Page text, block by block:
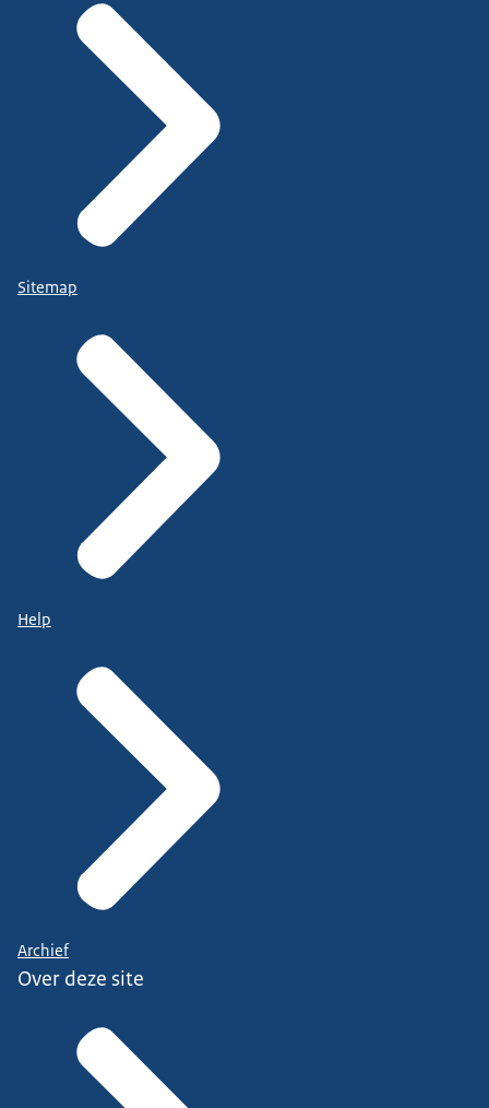
Sitemap
Help
Archief
Over deze site